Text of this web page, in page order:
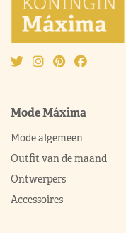
Mode Máxima
Mode algemeen
Outfit van de maand
Ontwerpers
Accessoires